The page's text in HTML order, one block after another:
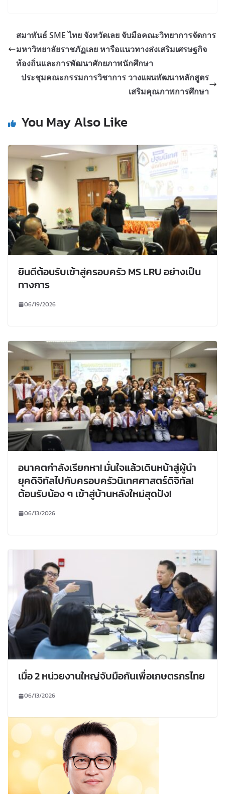
สมาพันธ์ SME ไทย จังหวัดเลย จับมือคณะวิทยาการจัดการ
มหาวิทยาลัยราชภัฏเลย หารือแนวทางส่งเสริมเศรษฐกิจ
ท้องถิ่นและการพัฒนาศักยภาพนักศึกษา
ประชุมคณะกรรมการวิชาการ วางแผนพัฒนาหลักสูตร
เสริมคุณภาพการศึกษา
You May Also Like
ยินดีต้อนรับเข้าสู่ครอบครัว MS LRU อย่างเป็น
ทางการ
06/19/2026
อนาคตกำลังเรียกหา! มั่นใจแล้วเดินหน้าสู่ผู้นำ
ยุคดิจิทัลไปกับครอบครัวนิเทศศาสตร์ดิจิทัล!
ต้อนรับน้อง ๆ เข้าสู่บ้านหลังใหม่สุดปัง!
06/13/2026
เมื่อ 2 หน่วยงานใหญ่จับมือกันเพื่อเกษตรกรไทย
06/13/2026